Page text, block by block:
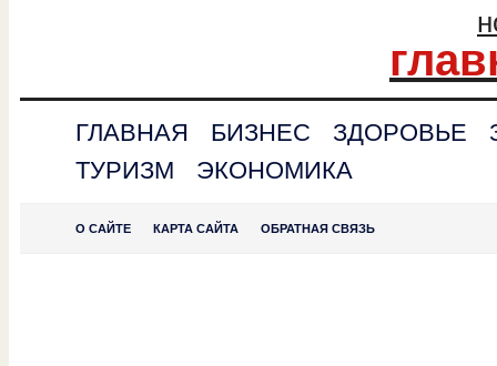
ГЛАВНАЯ БИЗНЕС ЗДОРОВЬЕ
ТУРИЗМ
ЭКОНОМИКА
О САЙТЕ КАРТА САЙТА ОБРАТНАЯ СВЯЗЬ